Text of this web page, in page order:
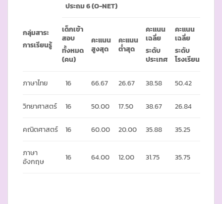
กลุ่มสาระ
การเรียนรู้
ประถม 6 (O-NET)
เด็กเข้า
สอบ
ทั้งหมด
(คน)
คะแนน
สูงสุด
คะแนน
ต่ำสุด
คะแนน
เฉลี่ย
ระดับ
ประเทศ
คะแนน
เฉลี่ย
ระดับ
โรงเรียน
ภาษาไทย 16 66.67 26.67 38.58 50.42
วิทยาศาสตร์ 16 50.00 17.50 38.67 26.84
คณิตศาสตร์ 16 60.00 20.00 35.88 35.25
ภาษา
อังกฤษ
16 64.00 12.00 31.75 35.75